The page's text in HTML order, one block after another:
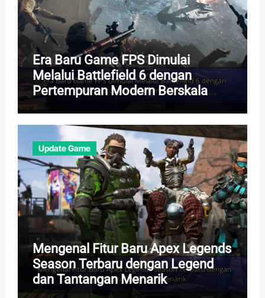
Era Baru Game FPS Dimulai
Melalui Battlefield 6 dengan
Pertempuran Modern Berskala
Besar
Update Game
Mengenal Fitur Baru Apex Legends
Season Terbaru dengan Legend
dan Tantangan Menarik